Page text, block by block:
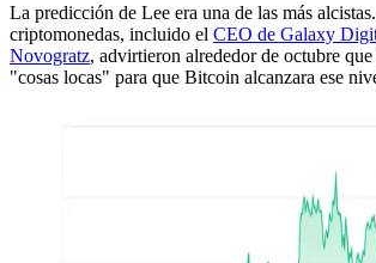
La predicción de Lee era una de las más
criptomonedas, incluido el CEO de Galaxy
Novogratz, advirtieron alrededor de octubre
"cosas locas" para que Bitcoin alcanzara ese